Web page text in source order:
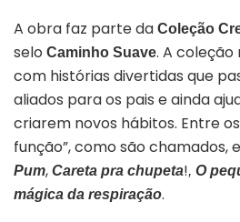
A obra faz parte da Coleção
selo Caminho Suave. A coleção
com histórias divertidas que
aliados para os pais e ainda
criarem novos hábitos. Entre
função”, como são chamados,
Pum, Careta pra chupeta!, O
mágica da respiração.